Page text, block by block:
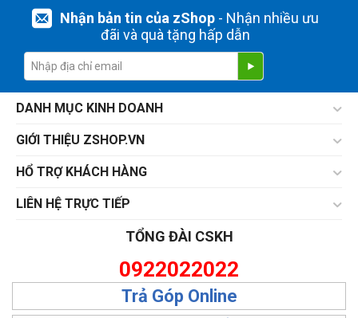
Nhận bản tin của zShop- Nhận nhiều ưu
đãi và quà tặng hấp dẫn
DANH MỤC KINH DOANH
GIỚI THIỆU ZSHOP.VN
HỔ TRỢ KHÁCH HÀNG
LIÊN HỆ TRỰC TIẾP
TỔNG ĐÀI CSKH
0922022022
Trả Góp Online